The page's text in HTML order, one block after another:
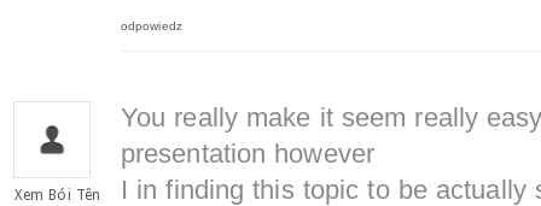
odpowiedz
Xem Bói Tên
You really make it seem really
presentation however
I in finding this topic to be actually